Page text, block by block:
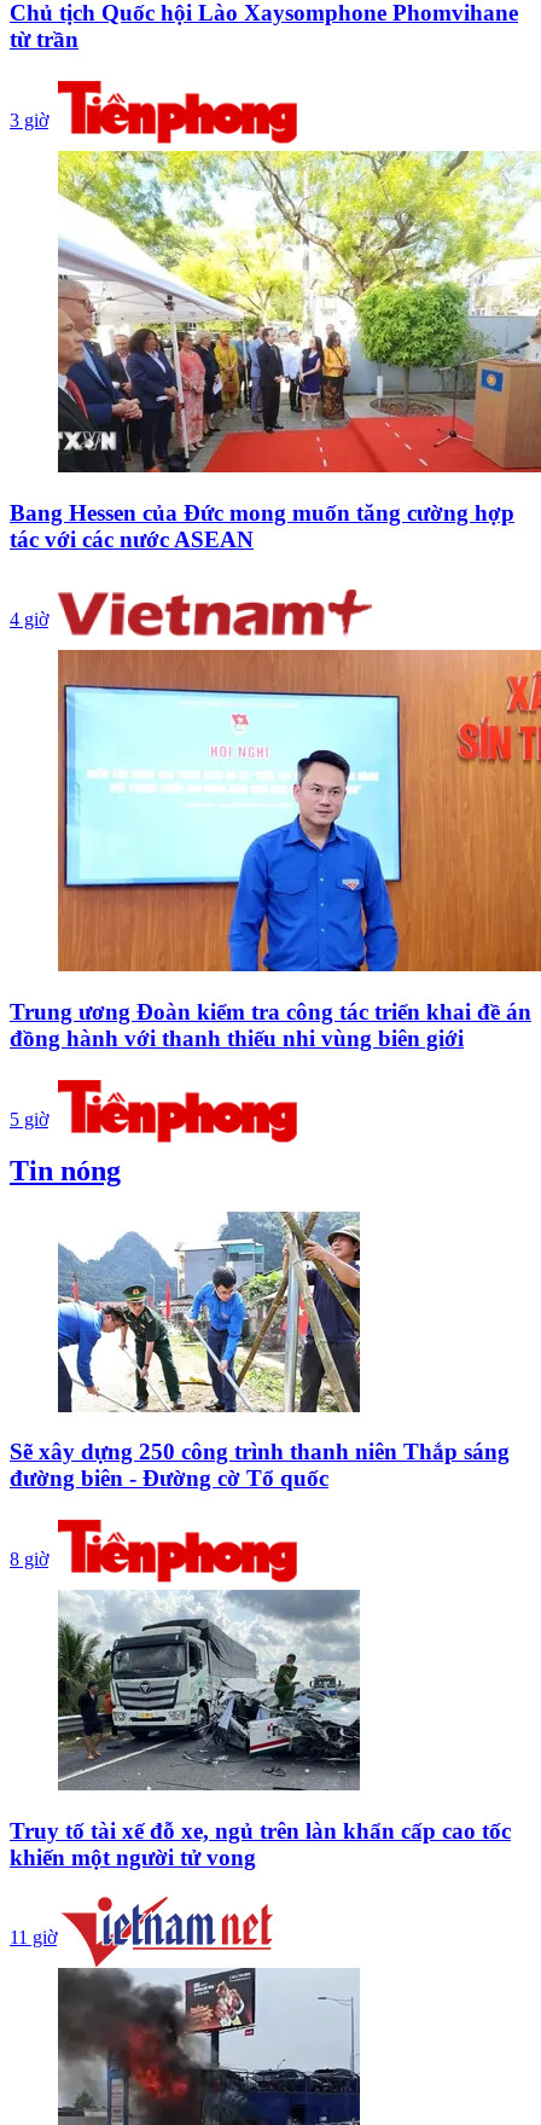
Chủ tịch Quốc hội Lào Xaysomphone Phomvihane
từ trần
3 giờ
Bang Hessen của Đức mong muốn tăng cường hợp
tác với các nước ASEAN
4 giờ
Trung ương Đoàn kiểm tra công tác triển khai đề án
đồng hành với thanh thiếu nhi vùng biên giới
5 giờ
Tin nóng
Sẽ xây dựng 250 công trình thanh niên Thắp sáng
đường biên - Đường cờ Tổ quốc
8 giờ
Truy tố tài xế đỗ xe, ngủ trên làn khẩn cấp cao tốc
khiến một người tử vong
11 giờ